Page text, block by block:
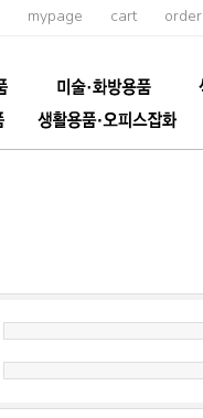
mypage cart order